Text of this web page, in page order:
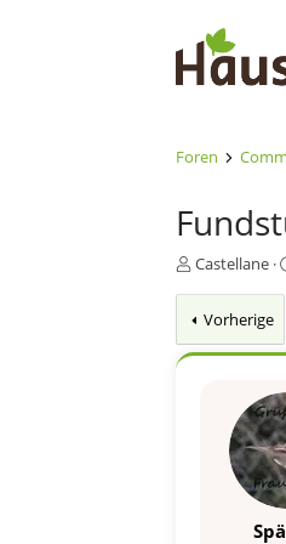
Foren
E
t
e
Castellane
Vorherige